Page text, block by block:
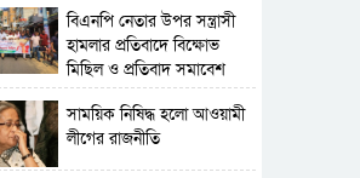
বিএনপি নেতার উপর সন্ত্রাসী
হামলার প্রতিবাদে বিক্ষোভ
মিছিল ও প্রতিবাদ সমাবেশ
সাময়িক নিষিদ্ধ হলো আওয়ামী
লীগের রাজনীতি